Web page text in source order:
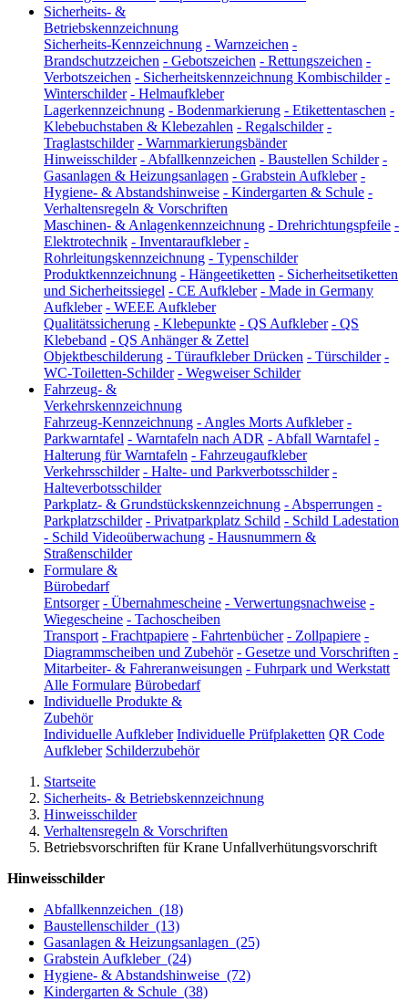
Sicherheits- &
Betriebskennzeichnung
Sicherheits-Kennzeichnung - Warnzeichen -
Brandschutzzeichen - Gebotszeichen - Rettungszeichen -
Verbotszeichen - Sicherheitskennzeichnung Kombischilder -
Winterschilder - Helmaufkleber
Lagerkennzeichnung - Bodenmarkierung - Etikettentaschen -
Klebebuchstaben & Klebezahlen - Regalschilder -
Traglastschilder - Warnmarkierungsbänder
Hinweisschilder - Abfallkennzeichen - Baustellen Schilder -
Gasanlagen & Heizungsanlagen - Grabstein Aufkleber -
Hygiene- & Abstandshinweise - Kindergarten & Schule -
Verhaltensregeln & Vorschriften
Maschinen- & Anlagenkennzeichnung - Drehrichtungspfeile -
Elektrotechnik - Inventaraufkleber -
Rohrleitungskennzeichnung - Typenschilder
Produktkennzeichnung - Hängeetiketten - Sicherheitsetiketten
und Sicherheitssiegel - CE Aufkleber - Made in Germany
Aufkleber - WEEE Aufkleber
Qualitätssicherung - Klebepunkte - QS Aufkleber - QS
Klebeband - QS Anhänger & Zettel
Objektbeschilderung - Türaufkleber Drücken - Türschilder -
WC-Toiletten-Schilder - Wegweiser Schilder
Fahrzeug- &
Verkehrskennzeichnung
Fahrzeug-Kennzeichnung - Angles Morts Aufkleber -
Parkwarntafel - Warntafeln nach ADR - Abfall Warntafel -
Halterung für Warntafeln - Fahrzeugaufkleber
Verkehrsschilder - Halte- und Parkverbotsschilder -
Halteverbotsschilder
Parkplatz- & Grundstückskennzeichnung - Absperrungen -
Parkplatzschilder - Privatparkplatz Schild - Schild Ladestation
- Schild Videoüberwachung - Hausnummern &
Straßenschilder
Formulare &
Bürobedarf
Entsorger - Übernahmescheine - Verwertungsnachweise -
Wiegescheine - Tachoscheiben
Transport - Frachtpapiere - Fahrtenbücher - Zollpapiere -
Diagrammscheiben und Zubehör - Gesetze und Vorschriften -
Mitarbeiter- & Fahreranweisungen - Fuhrpark und Werkstatt
Alle Formulare Bürobedarf
Individuelle Produkte &
Zubehör
Individuelle Aufkleber Individuelle Prüfplaketten QR Code
Aufkleber Schilderzubehör
Startseite
Sicherheits- & Betriebskennzeichnung
Hinweisschilder
Verhaltensregeln & Vorschriften
Betriebsvorschriften für Krane Unfallverhütungsvorschrift
Hinweisschilder
Abfallkennzeichen (18)
Baustellenschilder (13)
Gasanlagen & Heizungsanlagen (25)
Grabstein Aufkleber (24)
Hygiene- & Abstandshinweise (72)
Kindergarten & Schule (38)